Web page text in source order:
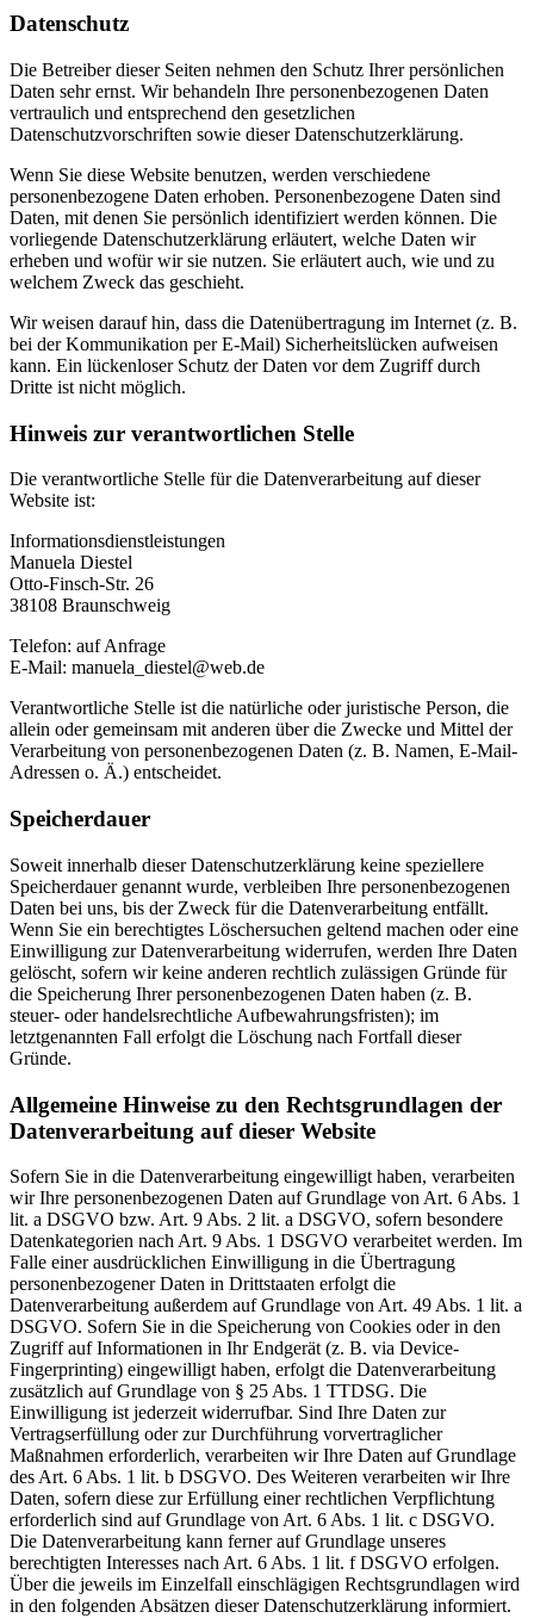
Datenschutz
Die Betreiber dieser Seiten nehmen den Schutz Ihrer persönlichen
Daten sehr ernst. Wir behandeln Ihre personenbezogenen Daten
vertraulich und entsprechend den gesetzlichen
Datenschutzvorschriften sowie dieser Datenschutzerklärung.
Wenn Sie diese Website benutzen, werden verschiedene
personenbezogene Daten erhoben. Personenbezogene Daten sind
Daten, mit denen Sie persönlich identifiziert werden können. Die
vorliegende Datenschutzerklärung erläutert, welche Daten wir
erheben und wofür wir sie nutzen. Sie erläutert auch, wie und zu
welchem Zweck das geschieht.
Wir weisen darauf hin, dass die Datenübertragung im Internet (z. B.
bei der Kommunikation per E-Mail) Sicherheitslücken aufweisen
kann. Ein lückenloser Schutz der Daten vor dem Zugriff durch
Dritte ist nicht möglich.
Hinweis zur verantwortlichen Stelle
Die verantwortliche Stelle für die Datenverarbeitung auf dieser
Website ist:
Informationsdienstleistungen
Manuela Diestel
Otto-Finsch-Str. 26
38108 Braunschweig
Telefon: auf Anfrage
E-Mail: manuela_diestel@web.de
Verantwortliche Stelle ist die natürliche oder juristische Person, die
allein oder gemeinsam mit anderen über die Zwecke und Mittel der
Verarbeitung von personenbezogenen Daten (z. B. Namen, E-Mail-
Adressen o. Ä.) entscheidet.
Speicherdauer
Soweit innerhalb dieser Datenschutzerklärung keine speziellere
Speicherdauer genannt wurde, verbleiben Ihre personenbezogenen
Daten bei uns, bis der Zweck für die Datenverarbeitung entfällt.
Wenn Sie ein berechtigtes Löschersuchen geltend machen oder eine
Einwilligung zur Datenverarbeitung widerrufen, werden Ihre Daten
gelöscht, sofern wir keine anderen rechtlich zulässigen Gründe für
die Speicherung Ihrer personenbezogenen Daten haben (z. B.
steuer- oder handelsrechtliche Aufbewahrungsfristen); im
letztgenannten Fall erfolgt die Löschung nach Fortfall dieser
Gründe.
Allgemeine Hinweise zu den Rechtsgrundlagen der
Datenverarbeitung auf dieser Website
Sofern Sie in die Datenverarbeitung eingewilligt haben, verarbeiten
wir Ihre personenbezogenen Daten auf Grundlage von Art. 6 Abs. 1
lit. a DSGVO bzw. Art. 9 Abs. 2 lit. a DSGVO, sofern besondere
Datenkategorien nach Art. 9 Abs. 1 DSGVO verarbeitet werden. Im
Falle einer ausdrücklichen Einwilligung in die Übertragung
personenbezogener Daten in Drittstaaten erfolgt die
Datenverarbeitung außerdem auf Grundlage von Art. 49 Abs. 1 lit. a
DSGVO. Sofern Sie in die Speicherung von Cookies oder in den
Zugriff auf Informationen in Ihr Endgerät (z. B. via Device-
Fingerprinting) eingewilligt haben, erfolgt die Datenverarbeitung
zusätzlich auf Grundlage von § 25 Abs. 1 TTDSG. Die
Einwilligung ist jederzeit widerrufbar. Sind Ihre Daten zur
Vertragserfüllung oder zur Durchführung vorvertraglicher
Maßnahmen erforderlich, verarbeiten wir Ihre Daten auf Grundlage
des Art. 6 Abs. 1 lit. b DSGVO. Des Weiteren verarbeiten wir Ihre
Daten, sofern diese zur Erfüllung einer rechtlichen Verpflichtung
erforderlich sind auf Grundlage von Art. 6 Abs. 1 lit. c DSGVO.
Die Datenverarbeitung kann ferner auf Grundlage unseres
berechtigten Interesses nach Art. 6 Abs. 1 lit. f DSGVO erfolgen.
Über die jeweils im Einzelfall einschlägigen Rechtsgrundlagen wird
in den folgenden Absätzen dieser Datenschutzerklärung informiert.